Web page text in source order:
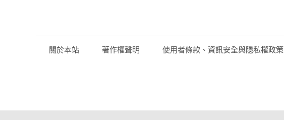
關於本站 著作權聲明 使用者條款、資訊安全與隱私權政策